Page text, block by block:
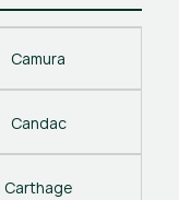
Camura
Candac
Carthage